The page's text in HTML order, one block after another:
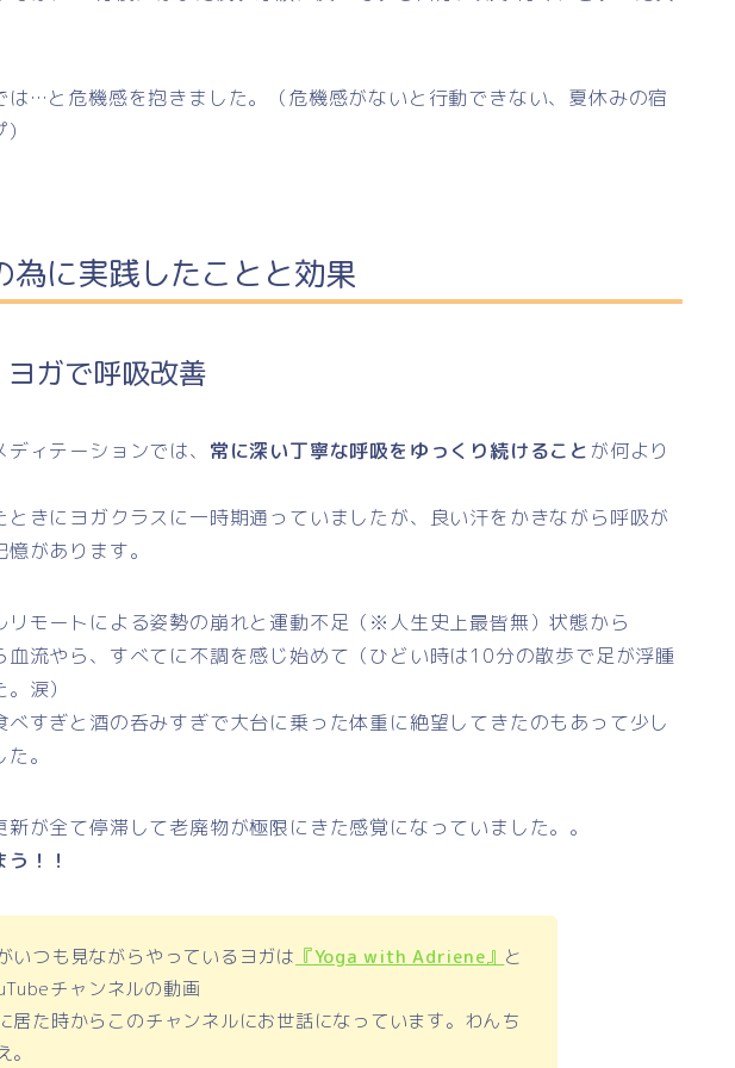
は…と危機感を抱きました。（危機感がないと行動できない、夏休みの宿
為に実践したことと効果
ガで呼吸改善
ィテーションでは、 常に深い丁寧な呼吸をゆっくり続けること が何より
ときにヨガクラスに一時期通っていましたが、良い汗をかきながら呼吸が
があります。
リモートによる姿勢の崩れと運動不足（※人生史上最皆無）状態から
血流やら、すべてに不調を感じ始めて（ひどい時は10分の散歩で足が浮腫
涙）
すぎと酒の呑みすぎで大台に乗った体重に絶望してきたのもあって少し
。
が全て停滞して老廃物が極限にきた感覚になっていました。。
！！
いつも見ながらやっているヨガは 『Yoga with Adriene』 と
チャンネルの動画
居た時からこのチャンネルにお世話になっています。わんち
。